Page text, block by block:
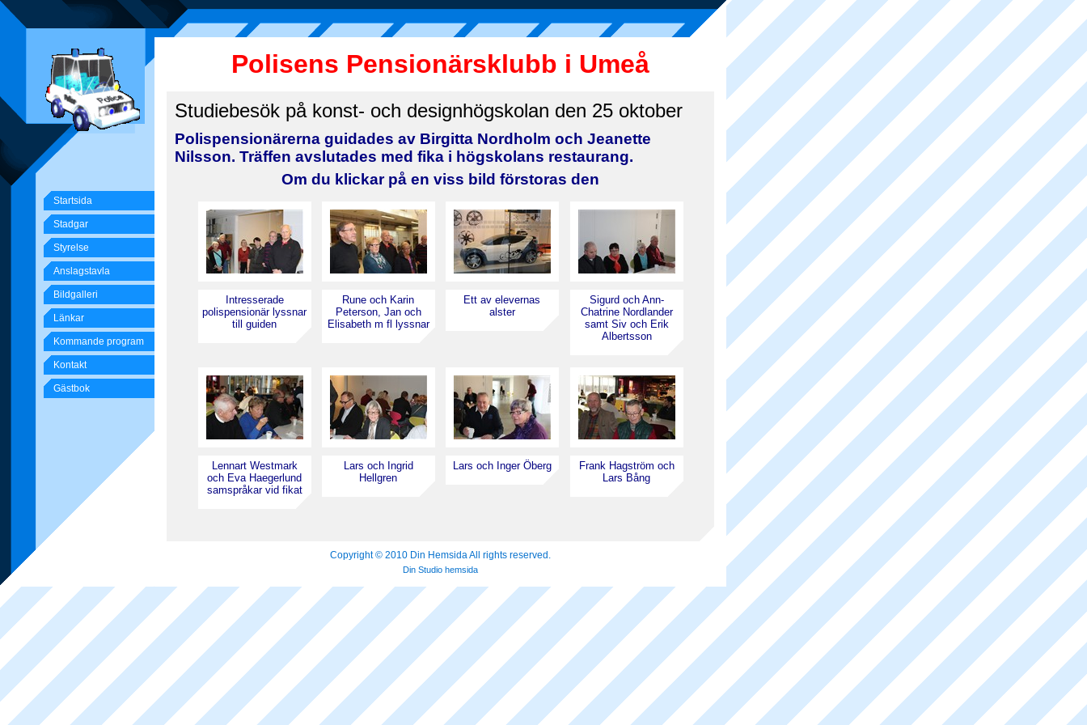
Startsida
Stadgar
Styrelse
Anslagstavla
Bildgalleri
Länkar
Kommande program
Kontakt
Gästbok
Polisens Pensionärsklubb i Umeå
Studiebesök på konst- och designhögskolan den 25 oktober
Polispensionärerna guidades av Birgitta Nordholm och Jeanette
Nilsson. Träffen avslutades med fika i högskolans restaurang.
Om du klickar på en viss bild förstoras den
Intresserade
polispensionär lyssnar
till guiden
Rune och Karin
Peterson, Jan och
Elisabeth m fl lyssnar
Ett av elevernas
alster
Sigurd och Ann-
Chatrine Nordlander
samt Siv och Erik
Albertsson
Lennart Westmark
och Eva Haegerlund
samspråkar vid fikat
Lars och Ingrid
Hellgren
Lars och Inger Öberg
Frank Hagström och
Lars Bång
Copyright © 2010 Din Hemsida All rights reserved.
Din Studio hemsida